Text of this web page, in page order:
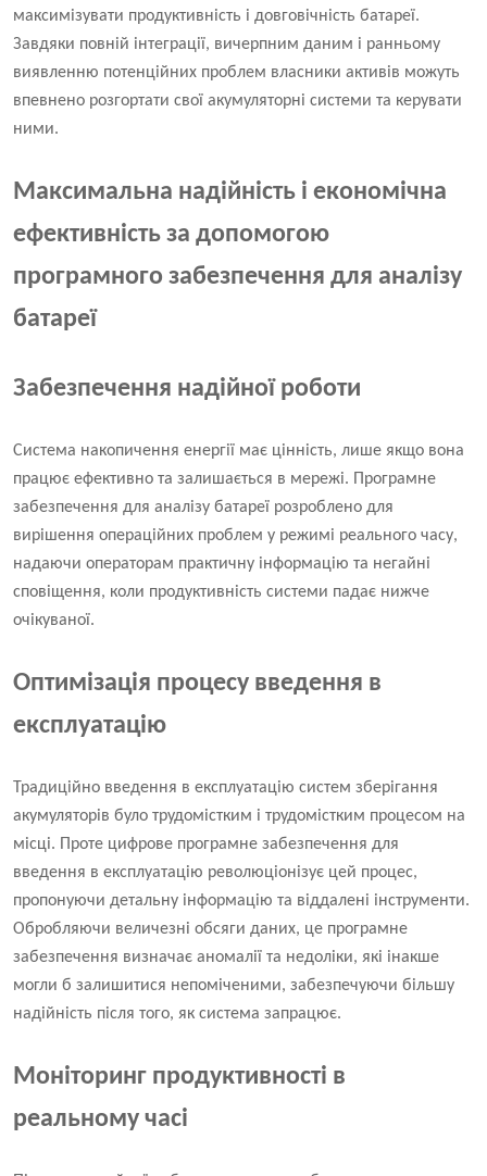
максимізувати продуктивність і довговічність батареї.
Завдяки повній інтеграції, вичерпним даним і ранньому
виявленню потенційних проблем власники активів можуть
впевнено розгортати свої акумуляторні системи та керувати
ними.
Максимальна надійність і економічна
ефективність за допомогою
програмного забезпечення для аналізу
батареї
Забезпечення надійної роботи
Система накопичення енергії має цінність, лише якщо вона
працює ефективно та залишається в мережі. Програмне
забезпечення для аналізу батареї розроблено для
вирішення операційних проблем у режимі реального часу,
надаючи операторам практичну інформацію та негайні
сповіщення, коли продуктивність системи падає нижче
очікуваної.
Оптимізація процесу введення в
експлуатацію
Традиційно введення в експлуатацію систем зберігання
акумуляторів було трудомістким і трудомістким процесом на
місці. Проте цифрове програмне забезпечення для
введення в експлуатацію революціонізує цей процес,
пропонуючи детальну інформацію та віддалені інструменти.
Обробляючи величезні обсяги даних, це програмне
забезпечення визначає аномалії та недоліки, які інакше
могли б залишитися непоміченими, забезпечуючи більшу
надійність після того, як система запрацює.
Моніторинг продуктивності в
реальному часі